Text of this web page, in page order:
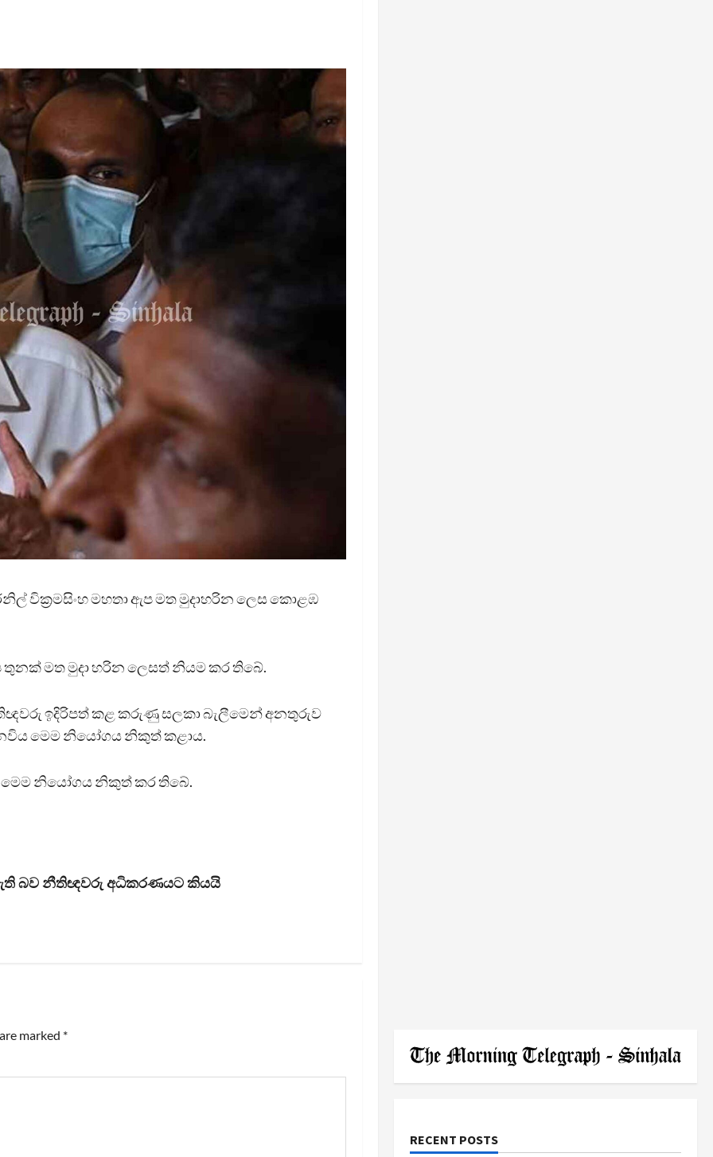
වික්‍රමසිංහ මහතා ඇප මත මුදාහරින ලෙස කොළඹ
මත මුදා හරින ලෙසත් නියම කර තිබේ.
ඉදිරිපත් කළ කරුණු සලකා බැලීමෙන් අනතුරුව
මෙම නියෝගය නිකුත් කළාය.
මෙම නියෝගය නිකුත් කර තිබේ.
බව නීතිඥවරු අධිකරණයට කියයි
marked *
RECENT POSTS